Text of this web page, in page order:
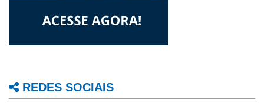
REDES SOCIAIS